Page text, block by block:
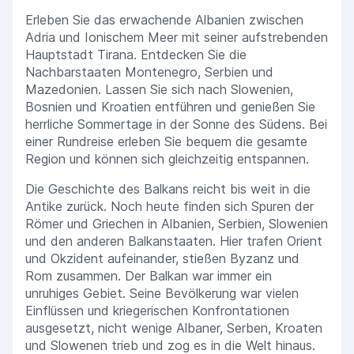
Erleben Sie das erwachende Albanien zwischen
Adria und Ionischem Meer mit seiner aufstrebenden
Hauptstadt Tirana. Entdecken Sie die
Nachbarstaaten Montenegro, Serbien und
Mazedonien. Lassen Sie sich nach Slowenien,
Bosnien und Kroatien entführen und genießen Sie
herrliche Sommertage in der Sonne des Südens. Bei
einer Rundreise erleben Sie bequem die gesamte
Region und können sich gleichzeitig entspannen.
Die Geschichte des Balkans reicht bis weit in die
Antike zurück. Noch heute finden sich Spuren der
Römer und Griechen in Albanien, Serbien, Slowenien
und den anderen Balkanstaaten. Hier trafen Orient
und Okzident aufeinander, stießen Byzanz und
Rom zusammen. Der Balkan war immer ein
unruhiges Gebiet. Seine Bevölkerung war vielen
Einflüssen und kriegerischen Konfrontationen
ausgesetzt, nicht wenige Albaner, Serben, Kroaten
und Slowenen trieb und zog es in die Welt hinaus.